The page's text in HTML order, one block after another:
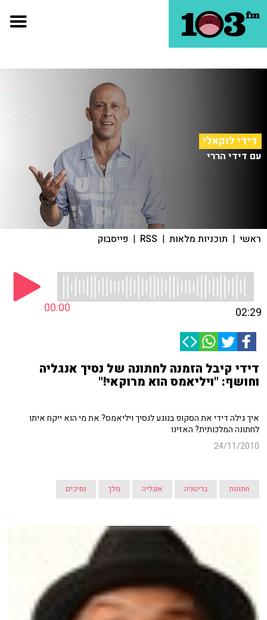
דידי לוקאלי
עם דידי הררי
ראשי | תוכניות מלאות |
RSS
| פייסבוק
00:00 02:29
דידי קיבל הזמנה לחתונה של נסיך אנגליה
וחושף: "ויליאמס הוא מרוקאי!"
איך גילה דידי את הסקופ בנוגע לנסיך ויליאמס? את מי הוא ייקח איתו
לחתונה המלכותית? האזינו
24/11/2010
חתונות בריטניה אנגליה מלך נסיכים